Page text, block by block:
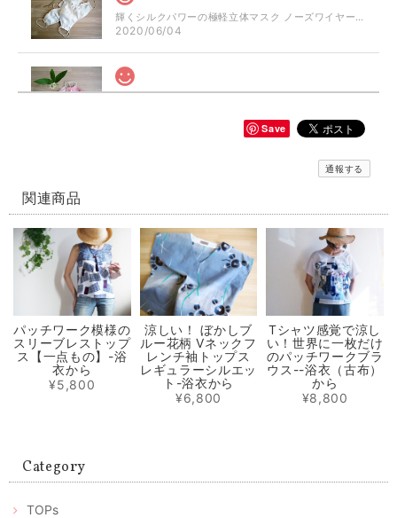
輝くシルクパワーの極軽立体マスク ノーズワイヤー入り（肌触りの良い着物の裏地絹100％）
2020/06/04
【再販】選べる立体型マスク ノーズワイヤー入り 白生成り/白にブルー小花模様（肌触りの良い着物の裏地綿100％利用）
輝くシルクパワーの極軽立体マスク ノーズワイヤー入り（肌触りの良い着物の裏地絹100％）
2020/05/31
選べるマスクケース/タンポポ+レモンイエロー/ピンクにグレーの絣/藍色にブルー絣/藍色にカラフルな絣
① 元気に咲き乱れるタンポポ
2020/05/31
は可愛い物が大好きです。 大変喜んで頂いて、嬉しかったです。 この
Save
通報する
関連商品
パッチワーク模様の
スリーブレストップ
ス【一点もの】-浴
衣から
¥5,800
涼しい！ ぼかしブ
ルー花柄 Vネックフ
レンチ袖トップス
レギュラーシルエッ
ト-浴衣から
¥6,800
Tシャツ感覚で涼し
い！世界に一枚だけ
のパッチワークブラ
ウス--浴衣（古布）
から
¥8,800
Category
TOPs